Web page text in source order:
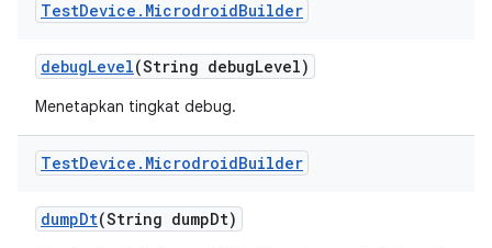
TestDevice . MicrodroidBuilder
debugLevel(String debugLevel)
Menetapkan tingkat debug.
TestDevice . MicrodroidBuilder
dumpDt(String dumpDt)